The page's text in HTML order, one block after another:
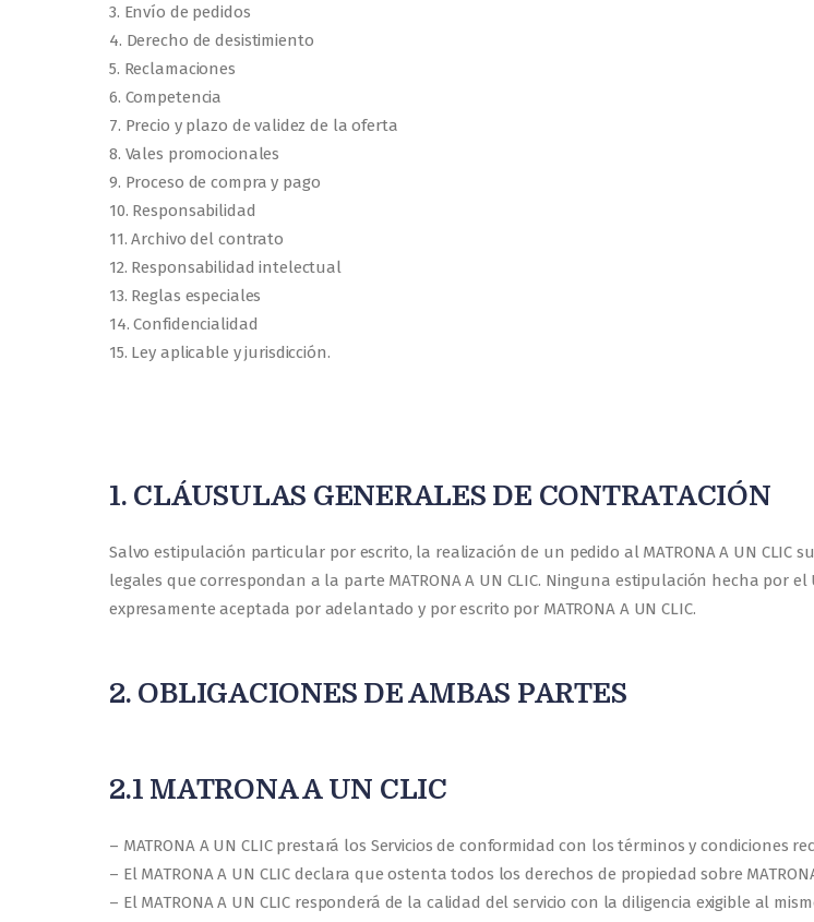
3. Envío de pedidos
4. Derecho de desistimiento
5. Reclamaciones
6. Competencia
7. Precio y plazo de validez de la oferta
8. Vales promocionales
9. Proceso de compra y pago
10. Responsabilidad
11. Archivo del contrato
12. Responsabilidad intelectual
13. Reglas especiales
14. Confidencialidad
15. Ley aplicable y jurisdicción.
1. CLÁUSULAS GENERALES DE CONTRATACIÓN
Salvo estipulación particular por escrito, la realización de un pedido al MATRONA A UN CLIC
legales que correspondan a la parte MATRONA A UN CLIC. Ninguna estipulación hecha por el
expresamente aceptada por adelantado y por escrito por MATRONA A UN CLIC.
2. OBLIGACIONES DE AMBAS PARTES
2.1 MATRONA A UN CLIC
– MATRONA A UN CLIC prestará los Servicios de conformidad con los términos y condiciones
– El MATRONA A UN CLIC declara que ostenta todos los derechos de propiedad sobre
– El MATRONA A UN CLIC responderá de la calidad del servicio con la diligencia exigible al